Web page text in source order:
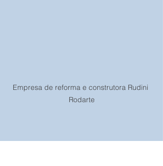
Empresa de reforma e construtora Rudini
Rodarte